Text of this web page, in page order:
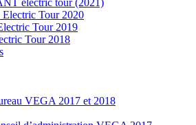
Tour 2020
Tour 2019
Tour 2018
VEGA 2017 et 2018